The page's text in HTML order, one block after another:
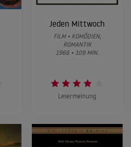
Jeden Mittwoch
FILM • KOMÖDIEN,
ROMANTIK
1966 • 109 MIN.
Lesermeinung